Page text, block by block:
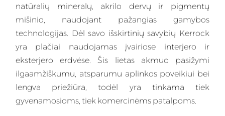
natūralių mineralų, akrilo dervų ir pigmentų
mišinio, naudojant pažangias gamybos
technologijas. Dėl savo išskirtinių savybių Kerrock
yra plačiai naudojamas įvairiose interjero ir
eksterjero erdvėse. Šis lietas akmuo pasižymi
ilgaamžiškumu, atsparumu aplinkos poveikiui bei
lengva priežiūra, todėl yra tinkama tiek
gyvenamosioms, tiek komercinėms patalpoms.